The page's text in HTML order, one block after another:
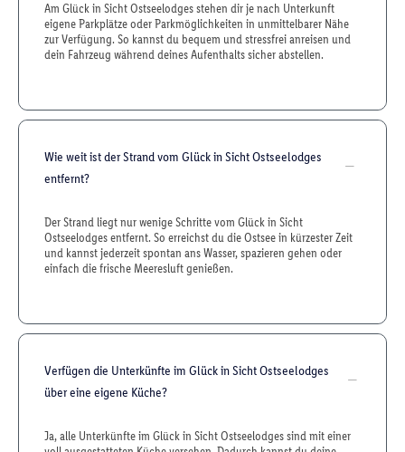
Am Glück in Sicht Ostseelodges stehen dir je nach Unterkunft
eigene Parkplätze oder Parkmöglichkeiten in unmittelbarer Nähe
zur Verfügung. So kannst du bequem und stressfrei anreisen und
dein Fahrzeug während deines Aufenthalts sicher abstellen.
Wie weit ist der Strand vom Glück in Sicht Ostseelodges
entfernt?
Der Strand liegt nur wenige Schritte vom Glück in Sicht
Ostseelodges entfernt. So erreichst du die Ostsee in kürzester Zeit
und kannst jederzeit spontan ans Wasser, spazieren gehen oder
einfach die frische Meeresluft genießen.
Verfügen die Unterkünfte im Glück in Sicht Ostseelodges
über eine eigene Küche?
Ja, alle Unterkünfte im Glück in Sicht Ostseelodges sind mit einer